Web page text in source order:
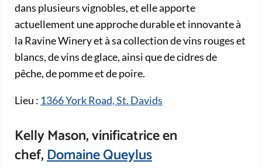
dans plusieurs vignobles, et elle apporte
actuellement une approche durable et innovante à
la Ravine Winery et à sa collection de vins rouges et
blancs, de vins de glace, ainsi que de cidres de
pêche, de pomme et de poire.
Lieu : 1366 York Road, St. Davids
Kelly Mason, vinificatrice en
chef,Domaine Queylus